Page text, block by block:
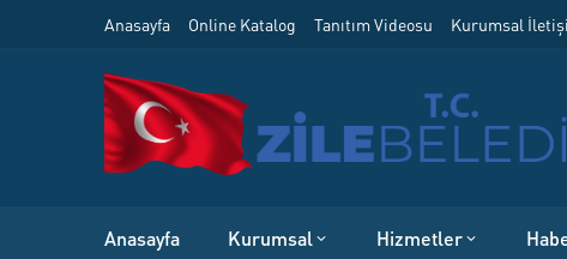
Anasayfa Online Katalog Tanıtım Videosu Kurumsal
Anasayfa Kurumsal Hizmetler